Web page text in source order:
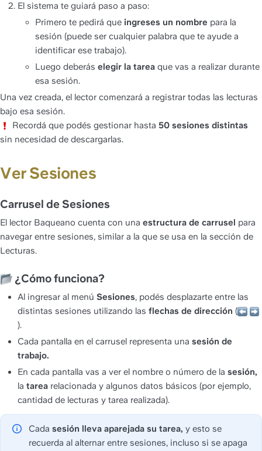
El sistema te guiará paso a paso:
Primero te pedirá que ingreses un nombre para la
sesión (puede ser cualquier palabra que te ayude a
identificar ese trabajo).
Luego deberás elegir la tarea que vas a realizar durante
esa sesión.
Una vez creada, el lector comenzará a registrar todas las lecturas
bajo esa sesión.
Recordá que podés gestionar hasta 50 sesiones distintas
sin necesidad de descargarlas.
Ver Sesiones
Carrusel de Sesiones
El lector Baqueano cuenta con una estructura de carrusel para
navegar entre sesiones, similar a la que se usa en la sección de
Lecturas.
¿Cómo funciona?
Al ingresar al menú Sesiones, podés desplazarte entre las
distintas sesiones utilizando las flechas de dirección (
).
Cada pantalla en el carrusel representa una sesión de
trabajo.
En cada pantalla vas a ver el nombre o número de la
la tarea relacionada y algunos datos básicos (por ejemplo,
cantidad de lecturas y tarea realizada).
Cada sesión lleva aparejada su tarea, y esto se
recuerda al alternar entre sesiones, incluso si se apaga